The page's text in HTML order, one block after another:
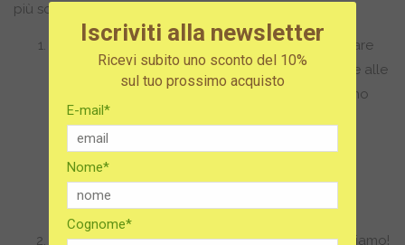
più sostenibile.
Unisci le forze: una delle accortezze che puoi fare
prima di fare un ordine sul nostro sito è chiedere alle
persone che conosci e che vedi spesso se hanno
anche loro bisogno di qualcosa. Unire le vostre
spese, permetterà a noi di fare un unico invio,
diminuendo i trasporti su ruota e renderà la tua
spesa anche più economica, riducendo la
spedizione.
Riutilizza il materiale da imballaggio, noi lo facciamo!
Iscriviti alla newsletter
Ricevi subito uno sconto del 10%
sul tuo prossimo acquisto
E-mail*
Nome*
Cognome*